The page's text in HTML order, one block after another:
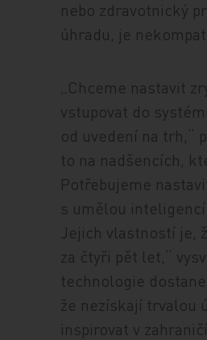
nebo zdravotnický
úhradu, je
„Chceme nastavit
vstupovat do
od uvedení na trh,“
to na nadšencích,
Potřebujeme
s umělou
Jejich vlastností je,
za čtyři pět let,“
technologie
že nezískají trvalou
inspirovat v zahraničí.